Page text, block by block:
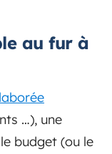
au fur à
…), une
budget (ou le